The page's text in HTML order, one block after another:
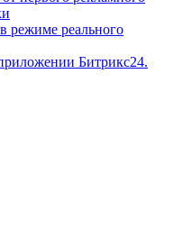
режиме реального
Битрикс24.